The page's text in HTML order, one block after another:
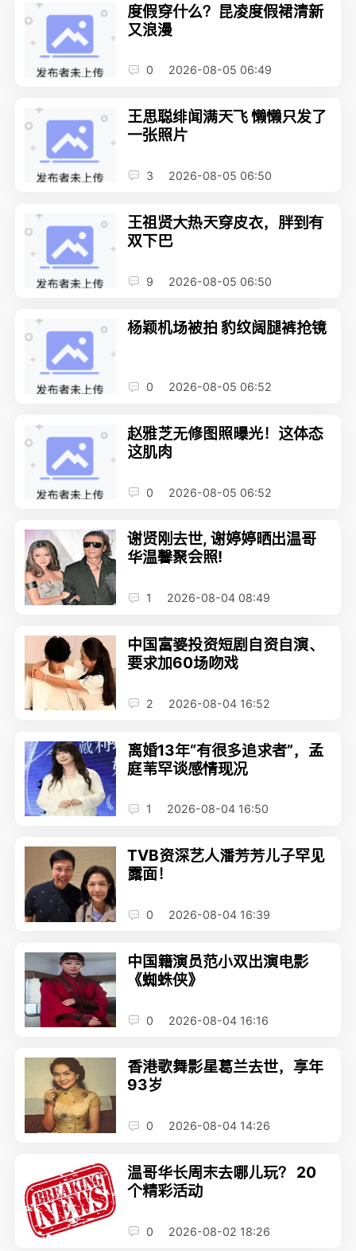
度假穿什么？昆凌度假裙清新
又浪漫
0 2026-08-05 06:49
王思聪绯闻满天飞 懒懒只发了
一张照片
3 2026-08-05 06:50
王祖贤大热天穿皮衣，胖到有
双下巴
9 2026-08-05 06:50
杨颖机场被拍 豹纹阔腿裤抢镜
0 2026-08-05 06:52
赵雅芝无修图照曝光！这体态
这肌肉
0 2026-08-05 06:52
谢贤刚去世, 谢婷婷晒出温哥
华温馨聚会照!
1 2026-08-04 08:49
中国富婆投资短剧自资自演、
要求加60场吻戏
2 2026-08-04 16:52
离婚13年“有很多追求者”，孟
庭苇罕谈感情现况
1 2026-08-04 16:50
TVB资深艺人潘芳芳儿子罕见
露面！
0 2026-08-04 16:39
中国籍演员范小双出演电影
《蜘蛛侠》
0 2026-08-04 16:16
香港歌舞影星葛兰去世，享年
93岁
0 2026-08-04 14:26
温哥华长周末去哪儿玩？ 20
个精彩活动
0 2026-08-02 18:26